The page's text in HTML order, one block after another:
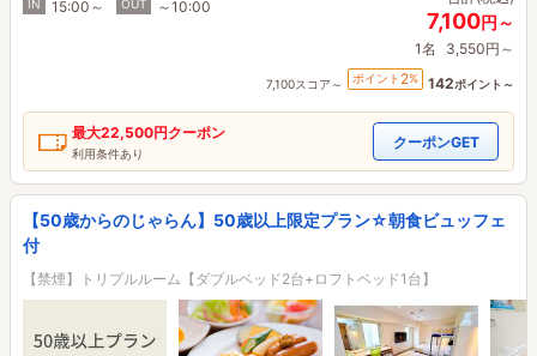
IN
15:00～ OUT ～10:00
7,100円～
1名 3,550円～
7,100スコア～ ポイント 2% 142ポイント～
最大22,500円クーポン
利用条件あり
クーポンGET
【50歳からのじゃらん】50歳以上限定プラン☆朝食ビュッフェ
付
【禁煙】トリプルルーム【ダブルベッド2台+ロフトベッド1台】